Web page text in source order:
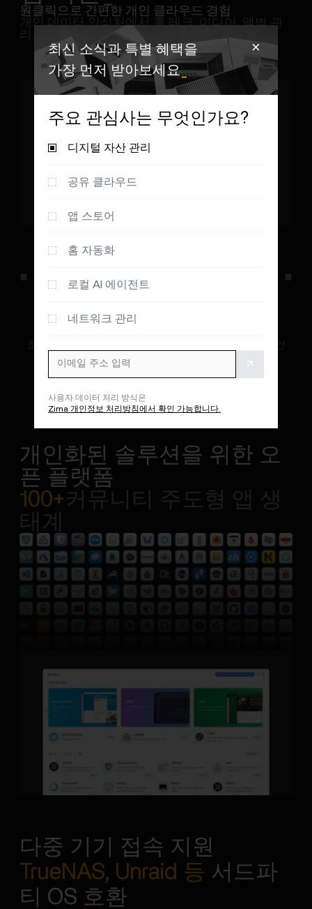
원클릭으로 간편한 개인 클라우드 경험
개인 데이터 안식처에서 홈 테크, 미디어, 앨범 관
리 강화
Home Assistant
스마트 홈
로컬 기반의 안전한 스마트 홈 허브. 더 스마트하고 안
전한 생활 공간 구현
개인화된 솔루션을 위한 오
픈 플랫폼
100+커뮤니티 주도형 앱 생
태계
다중 기기 접속 지원
TrueNAS, Unraid 등 서드파
티 OS 호환
최신 소식과 특별 혜택을
가장 먼저 받아보세요_
주요 관심사는 무엇인가요?
디지털 자산 관리
공유 클라우드
앱 스토어
홈 자동화
로컬 AI 에이전트
네트워크 관리
사용자 데이터 처리 방식은
Zima 개인정보 처리방침에서 확인 가능합니다.
＋